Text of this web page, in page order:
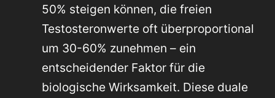
50% steigen können, die freien
Testosteronwerte oft überproportional
um 30-60% zunehmen – ein
entscheidender Faktor für die
biologische Wirksamkeit. Diese duale